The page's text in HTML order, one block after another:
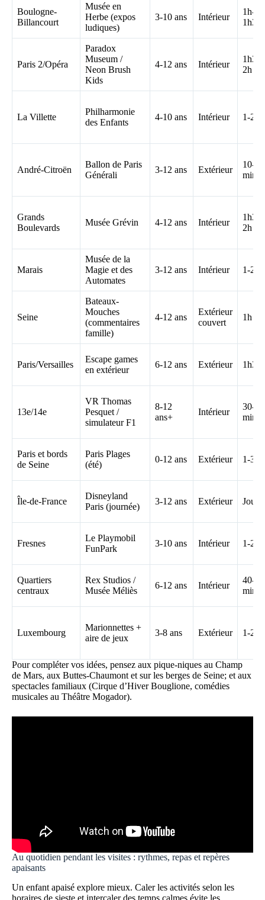
Boulogne-
Billancourt
Musée en
Herbe (expos
ludiques)
3-10 ans Intérieur
1h-
1h30
Paris 2/Opéra
Paradox
Museum /
Neon Brush
Kids
4-12 ans Intérieur
1h30-
2h
La Villette
Philharmonie
des Enfants
4-10 ans Intérieur 1-2h
André-Citroën
Ballon de Paris
Générali
3-12 ans Extérieur
10-20
min
Grands
Boulevards
Musée Grévin 4-12 ans Intérieur
1h30-
2h
Marais
Musée de la
Magie et des
Automates
3-12 ans Intérieur 1-2h
Seine
Bateaux-
Mouches
(commentaires
famille)
4-12 ans
Extérieur
couvert
1h
Paris/Versailles
Escape games
en extérieur
6-12 ans Extérieur 1h30
13e/14e
VR Thomas
Pesquet /
simulateur F1
8-12
ans+
Intérieur
30-45
min
Paris et bords
de Seine
Paris Plages
(été)
0-12 ans Extérieur 1-3h
Île-de-France
Disneyland
Paris (journée)
3-12 ans Extérieur
Fresnes
Le Playmobil
FunPark
3-10 ans Intérieur 1-2h
Quartiers
centraux
Rex Studios /
Musée Méliès
6-12 ans Intérieur
40-60
min
Luxembourg
Marionnettes +
aire de jeux
3-8 ans Extérieur 1-2h
Pour compléter vos idées, pensez aux pique-niques au Champ
de Mars, aux Buttes-Chaumont et sur les berges de Seine; et aux
spectacles familiaux (Cirque d’Hiver Bouglione, comédies
musicales au Théâtre Mogador).
Au quotidien pendant les visites : rythmes, repas et repères
apaisants
Un enfant apaisé explore mieux. Caler les activités selon les
horaires de sieste et intercaler des temps calmes évite les